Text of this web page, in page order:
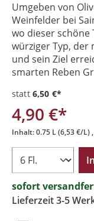
Umgeben von
Weinfelder bei
wo dieser schöne
würziger Typ,
und sein Ziel
smarten Reben
4,90 €*
statt 6,50 €*
Inhalt:0.75 L(6,53 €/L)
sofort
Lieferzeit 3-5